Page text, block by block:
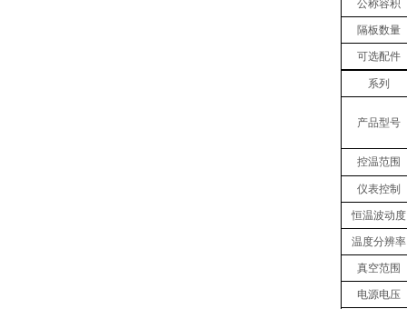
公称容积
隔板数量
可选配件
系列
产品型号
控温范围
仪表控制
恒温波动度
温度分辨率
真空范围
电源电压